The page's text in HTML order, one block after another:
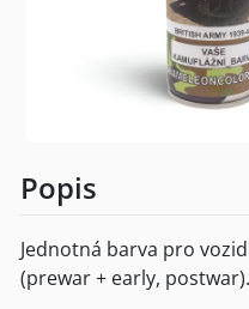
Popis
Jednotná barva pro
(prewar + early, postwar).